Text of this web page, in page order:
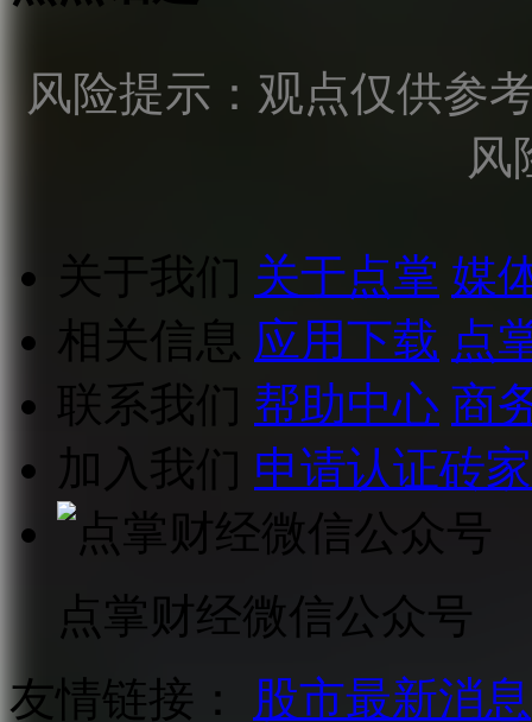
风险提示：观点仅供参
风
关于我们 关于点掌 媒
相关信息 应用下载 点
联系我们 帮助中心 商
加入我们 申请认证砖家
点掌财经微信公众号
友情链接：
股市最新消息